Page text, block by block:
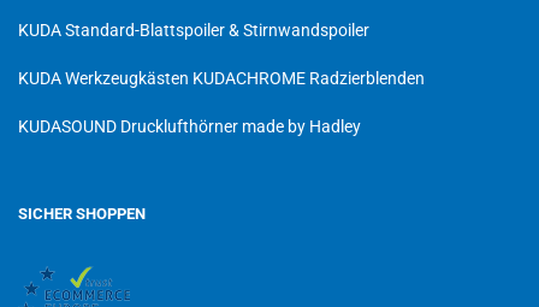
KUDA Standard-Blattspoiler & Stirnwandspoiler
KUDA Werkzeugkästen KUDACHROME Radzierblenden
KUDASOUND Drucklufthörner made by Hadley
SICHER SHOPPEN